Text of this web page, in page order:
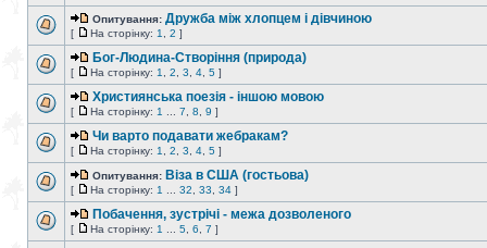
Опитування: Дружба між хлопцем і дівчиною
[ На сторінку: 1 2 ]
Бог-Людина-Створіння (природа)
[ На сторінку: 1 2 3 4 5 ]
Християнська поезія - іншою мовою
[ На сторінку: 1 7 8 9 ]
Чи варто подавати жебракам?
[ На сторінку: 1 2 3 4 5 ]
Опитування: Віза в США (гостьова)
[ На сторінку: 1 32 33 34 ]
Побачення, зустрічі - межа дозволеного
[ На сторінку: 1 5 6 7 ]